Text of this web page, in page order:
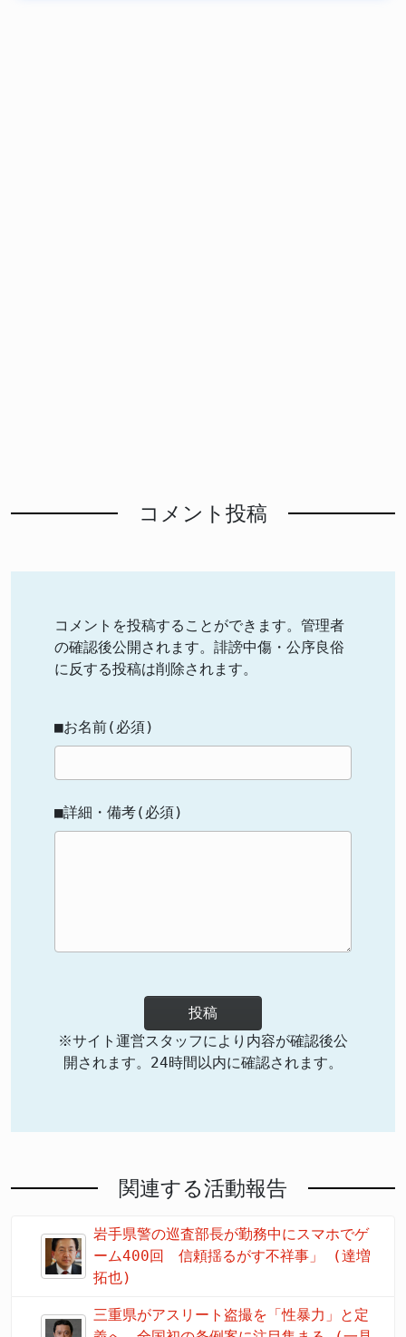
コメント投稿
コメントを投稿することができます。管理者
の確認後公開されます。誹謗中傷・公序良俗
に反する投稿は削除されます。
■お名前(必須)
■詳細・備考(必須)
投稿
※サイト運営スタッフにより内容が確認後公
開されます。24時間以内に確認されます。
関連する活動報告
岩手県警の巡査部長が勤務中にスマホでゲ
ーム400回 信頼揺るがす不祥事」 (達増
拓也)
三重県がアスリート盗撮を「性暴力」と定